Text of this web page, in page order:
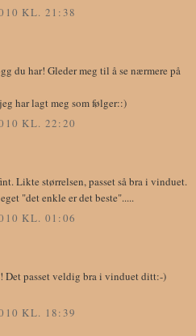
KL. 21:38
du har! Gleder meg til å se nærmere på
har lagt meg som følger::)
KL. 22:20
Likte størrelsen, passet så bra i vinduet.
"det enkle er det beste".....
KL. 01:06
Det passet veldig bra i vinduet ditt:-)
KL. 18:39